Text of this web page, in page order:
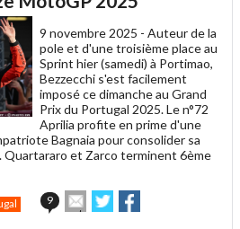
9 novembre 2025 - Auteur de la
pole et d'une troisième place au
Sprint hier (samedi) à Portimao,
Bezzecchi s'est facilement
imposé ce dimanche au Grand
Prix du Portugal 2025. Le n°72
Aprilia profite en prime d'une
Bagnaia pour consolider sa
Quartararo et Zarco terminent 6ème
9
Envoyer
cet
Partager
sur sur